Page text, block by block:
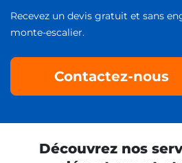
Recevez un devis gratuit et sans
monte-escalier.
Contactez-nous
Découvrez nos